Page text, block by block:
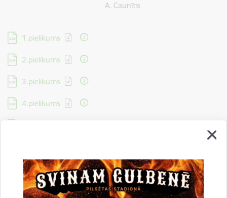
A. Caunītis
Lejupielādēt:
1.pielikums
Lejupielādēt:
2.pielikums
Lejupielādēt:
3.pielikums
Lejupielādēt:
4.pielikums
Lejupielādēt:
Lejupielādēt:
Paskaidrojuma raksts